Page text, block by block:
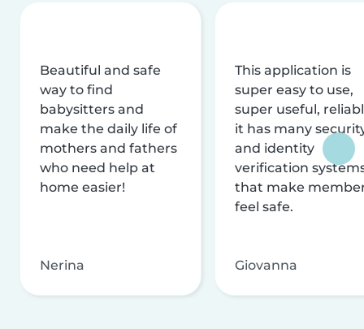
Beautiful and safe
way to find
babysitters and
make the daily life of
mothers and fathers
who need help at
home easier!
Nerina
This application is
super easy to use,
super useful,
it has many
and identity
verification
that make
feel safe.
Giovanna